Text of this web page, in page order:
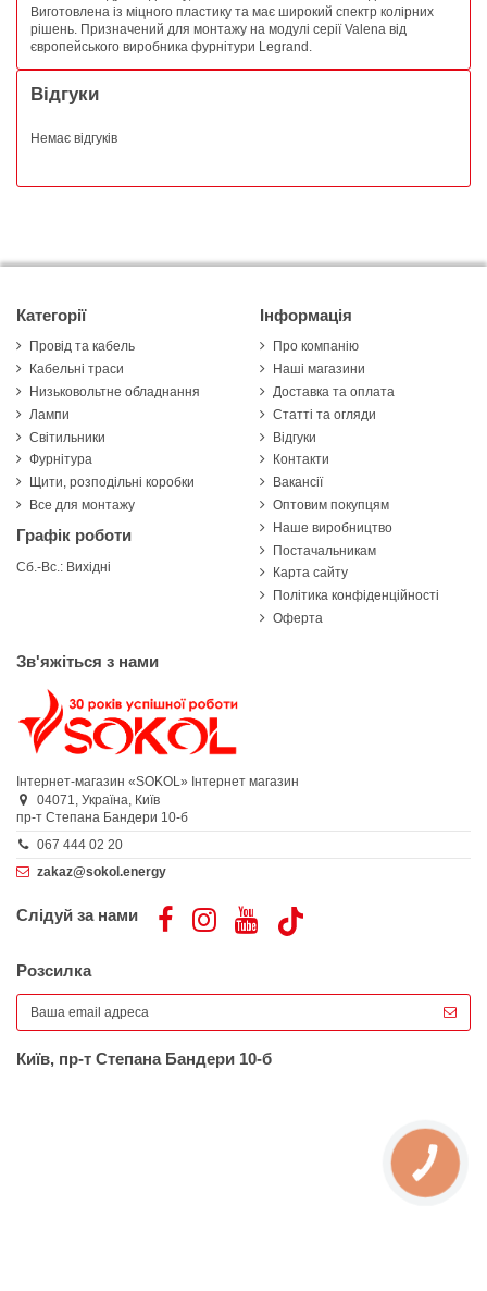
Виготовлена із міцного пластику та має широкий спектр колірних
рішень. Призначений для монтажу на модулі серії Valena від
європейського виробника фурнітури Legrand.
Відгуки
Немає відгуків
Категорії
Провід та кабель
Кабельні траси
Низьковольтне обладнання
Лампи
Світильники
Фурнітура
Щити, розподільні коробки
Все для монтажу
Графік роботи
Сб.-Вс.: Вихідні
Інформація
Про компанію
Наші магазини
Доставка та оплата
Статті та огляди
Відгуки
Контакти
Вакансії
Оптовим покупцям
Наше виробництво
Постачальникам
Карта сайту
Політика конфіденційності
Оферта
Зв'яжіться з нами
Інтернет-магазин «SOKOL» Інтернет магазин
04071, Україна, Київ
пр-т Степана Бандери 10-б
067 444 02 20
zakaz@sokol.energy
Слідуй за нами
Розсилка
Київ, пр-т Степана Бандери 10-б
КНОПКА
ЗВ'ЯЗКУ